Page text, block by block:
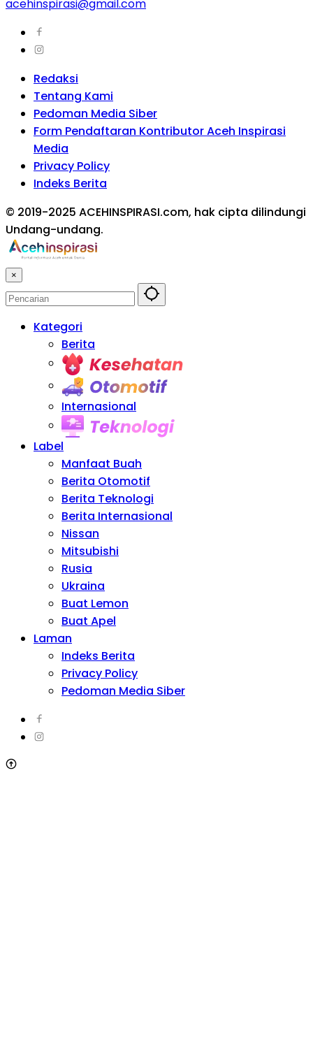
acehinspirasi@gmail.com
Redaksi
Tentang Kami
Pedoman Media Siber
Form Pendaftaran Kontributor Aceh Inspirasi
Media
Privacy Policy
Indeks Berita
© 2019-2025 ACEHINSPIRASI.com, hak cipta dilindungi
Undang-undang.
×
Kategori
Berita
Internasional
Label
Manfaat Buah
Berita Otomotif
Berita Teknologi
Berita Internasional
Nissan
Mitsubishi
Rusia
Ukraina
Buat Lemon
Buat Apel
Laman
Indeks Berita
Privacy Policy
Pedoman Media Siber